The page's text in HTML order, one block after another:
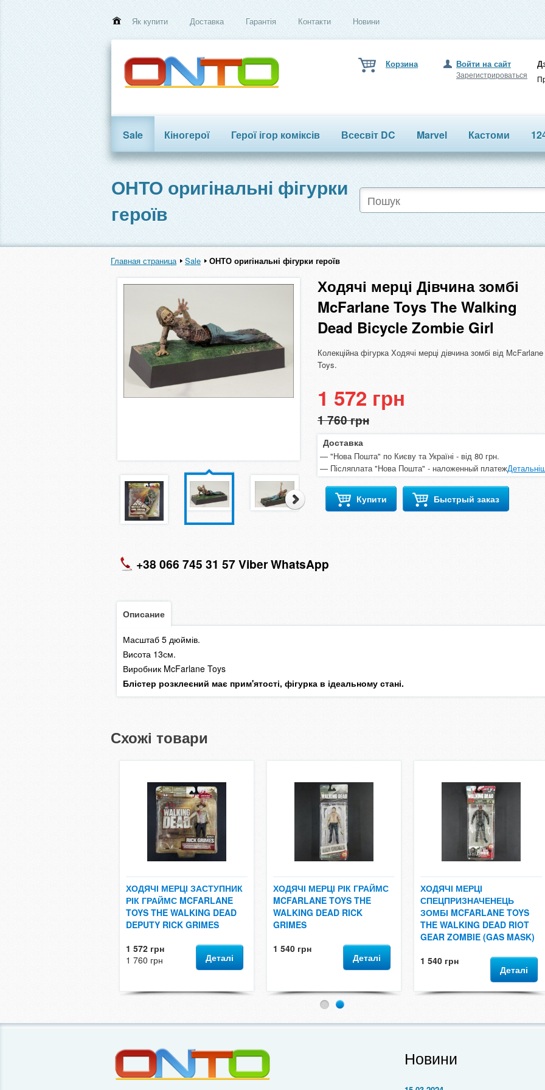
Як купити Доставка Гарантія Контакти Новини
Войти на сайт
Зарегистрироваться
Корзина
Sale Кіногерої Герої ігор коміксів Всесвіт DC Marvel Кастоми
Трансформери
ОНТО оригінальні фігурки
героїв
Главная страница Sale ОНТО оригінальні фігурки героїв
Ходячі мерці Дівчина зомбі
McFarlane Toys The Walking
Dead Bicycle Zombie Girl
Колекційна фігурка Ходячі мерці дівчина зомбі від McFarlane
Toys.
1 572 грн
1 760 грн
Доставка
"Нова Пошта" по Києву та Україні - від 80 грн.
Післяплата "Нова Пошта" - наложенный платеж
Купити Быстрый заказ
+38 066 745 31 57 Viber WhatsApp
Описание
Масштаб 5 дюймів.
Висота 13см.
Виробник McFarlane Toys
Блістер розклеєний має прим'ятості, фігурка в ідеальному стані.
Схожі товари
ХОДЯЧІ МЕРЦІ ЗАСТУПНИК
РІК ГРАЙМС MCFARLANE
TOYS THE WALKING DEAD
DEPUTY RICK GRIMES
1 572 грн
1 760 грн
Деталі
ХОДЯЧІ МЕРЦІ РІК ГРАЙМС
MCFARLANE TOYS THE
WALKING DEAD RICK
GRIMES
1 540 грн
Деталі
ХОДЯЧІ МЕРЦІ
СПЕЦПРИЗНАЧЕНЕЦЬ
ЗОМБІ MCFARLANE TOYS
THE WALKING DEAD RIOT
GEAR ZOMBIE (GAS MASK)
1 540 грн
Деталі
Новини